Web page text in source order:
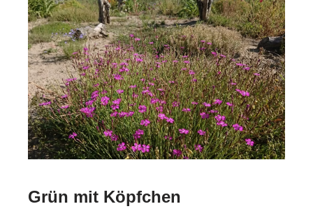
Grün mit Köpfchen